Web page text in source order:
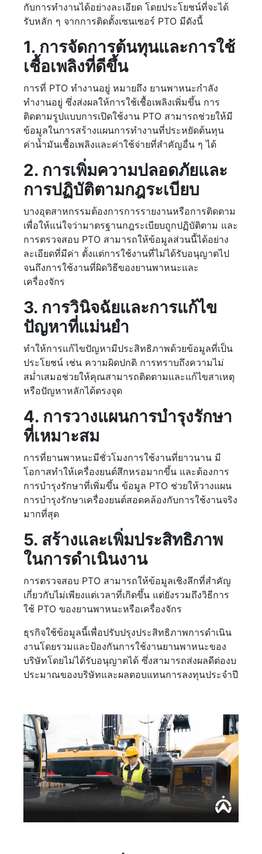
กับการทำงานได้อย่างละเอียด โดยประโยชน์ที่จะได้
รับหลัก ๆ จากการติดตั้งเซนเซอร์ PTO มีดังนี้
1. การจัดการต้นทุนและการใช้
เชื้อเพลิงที่ดีขึ้น
การที่ PTO ทำงานอยู่ หมายถึง ยานพาหนะกำลัง
ทำงานอยู่ ซึ่งส่งผลให้การใช้เชื้อเพลิงเพิ่มขึ้น การ
ติดตามรูปแบบการเปิดใช้งาน PTO สามารถช่วยให้มี
ข้อมูลในการสร้างแผนการทำงานที่ประหยัดต้นทุน
ค่าน้ำมันเชื้อเพลิงและค่าใช้จ่ายที่สำคัญอื่น ๆ ได้
2. การเพิ่มความปลอดภัยและ
การปฏิบัติตามกฎระเบียบ
บางอุตสาหกรรมต้องการการรายงานหรือการติดตาม
เพื่อให้แน่ใจว่ามาตรฐานกฎระเบียบถูกปฏิบัติตาม และ
การตรวจสอบ PTO สามารถให้ข้อมูลส่วนนี้ได้อย่าง
ละเอียดที่มีค่า ตั้งแต่การใช้งานที่ไม่ได้รับอนุญาตไป
จนถึงการใช้งานที่ผิดวิธีของยานพาหนะและ
เครื่องจักร
3. การวินิจฉัยและการแก้ไข
ปัญหาที่แม่นยำ
ทำให้การแก้ไขปัญหามีประสิทธิภาพด้วยข้อมูลที่เป็น
ประโยชน์ เช่น ความผิดปกติ การทราบถึงความไม่
สม่ำเสมอช่วยให้คุณสามารถติดตามและแก้ไขสาเหตุ
หรือปัญหาหลักได้ตรงจุด
4. การวางแผนการบำรุงรักษา
ที่เหมาะสม
การที่ยานพาหนะมีชั่วโมงการใช้งานที่ยาวนาน มี
โอกาสทำให้เครื่องยนต์สึกหรอมากขึ้น และต้องการ
การบำรุงรักษาที่เพิ่มขึ้น ข้อมูล PTO ช่วยให้วางแผน
การบำรุงรักษาเครื่องยนต์สอดคล้องกับการใช้งานจริง
มากที่สุด
5. สร้างและเพิ่มประสิทธิภาพ
ในการดำเนินงาน
การตรวจสอบ PTO สามารถให้ข้อมูลเชิงลึกที่สำคัญ
เกี่ยวกับไม่เพียงแต่เวลาที่เกิดขึ้น แต่ยังรวมถึงวิธีการ
ใช้ PTO ของยานพาหนะหรือเครื่องจักร
ธุรกิจใช้ข้อมูลนี้เพื่อปรับปรุงประสิทธิภาพการดำเนิน
งานโดยรวมและป้องกันการใช้งานยานพาหนะของ
บริษัทโดยไม่ได้รับอนุญาตได้ ซึ่งสามารถส่งผลดีต่องบ
ประมาณของบริษัทและผลตอบแทนการลงทุนประจำปี